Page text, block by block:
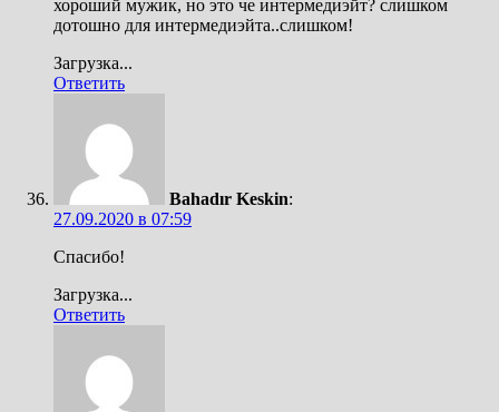
хороший мужик, но это че интермедиэйт? слишком
дотошно для интермедиэйта..слишком!
Загрузка...
Ответить
Bahadır Keskin:
27.09.2020 в 07:59
Спасибо!
Загрузка...
Ответить